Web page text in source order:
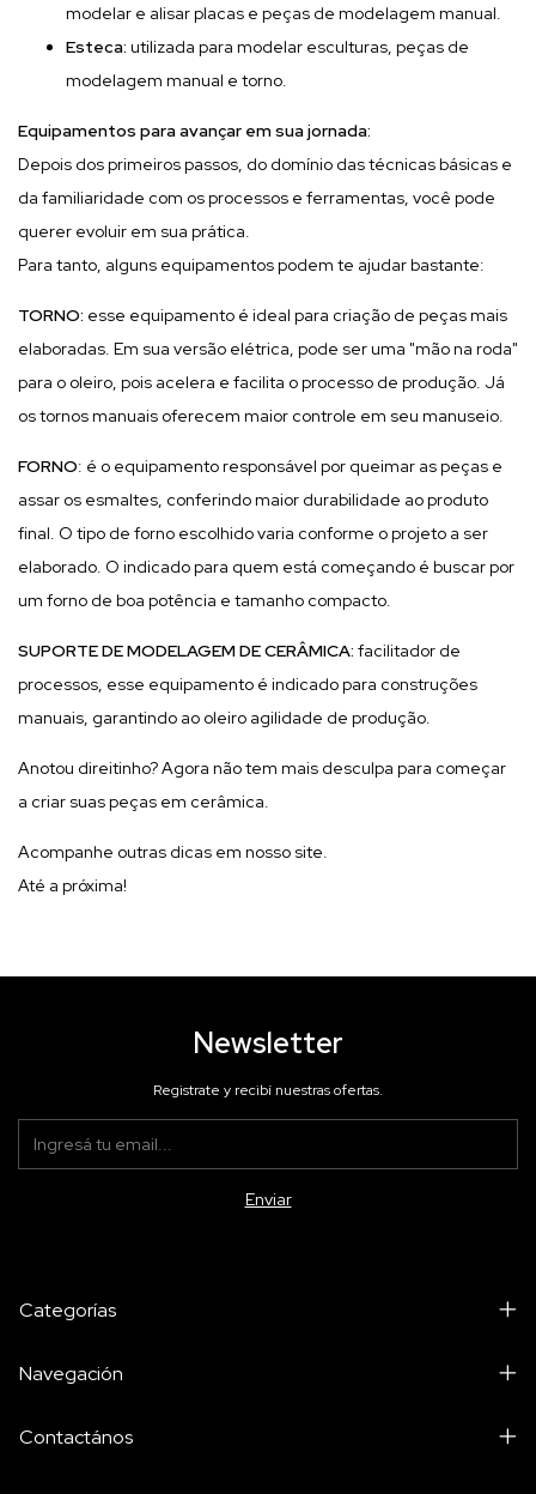
modelar e alisar placas e peças de modelagem manual.
Esteca: utilizada para modelar esculturas, peças de
modelagem manual e torno.
Equipamentos para avançar em sua jornada:
Depois dos primeiros passos, do domínio das técnicas básicas e
da familiaridade com os processos e ferramentas, você pode
querer evoluir em sua prática.
Para tanto, alguns equipamentos podem te ajudar bastante:
TORNO: esse equipamento é ideal para criação de peças mais
elaboradas. Em sua versão elétrica, pode ser uma "mão na roda"
para o oleiro, pois acelera e facilita o processo de produção. Já
os tornos manuais oferecem maior controle em seu manuseio.
FORNO: é o equipamento responsável por queimar as peças e
assar os esmaltes, conferindo maior durabilidade ao produto
final. O tipo de forno escolhido varia conforme o projeto a ser
elaborado. O indicado para quem está começando é buscar por
um forno de boa potência e tamanho compacto.
SUPORTE DE MODELAGEM DE CERÂMICA: facilitador de
processos, esse equipamento é indicado para construções
manuais, garantindo ao oleiro agilidade de produção.
Anotou direitinho? Agora não tem mais desculpa para começar
a criar suas peças em cerâmica.
Acompanhe outras dicas em nosso site.
Até a próxima!
Newsletter
Registrate y recibí nuestras ofertas.
Categorías
Navegación
Contactános